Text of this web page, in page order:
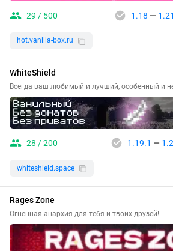
29 / 500 1.18 —
hot.vanilla-box.ru
WhiteShield
Всегда ваш любимый и лучший, особенный и
28 / 200 1.19.1 —
whiteshield.space
Rages Zone
Огненная анархия для тебя и твоих друзей!